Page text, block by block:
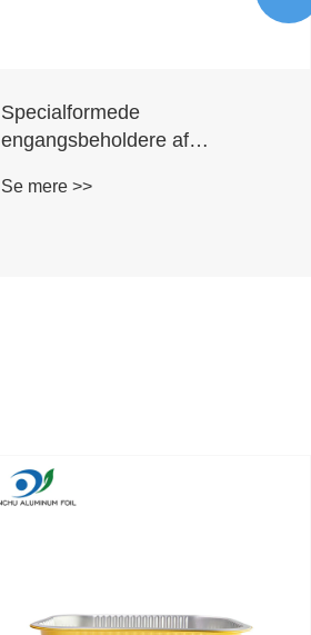
Specialformede
engangsbeholdere af
Se mere >>